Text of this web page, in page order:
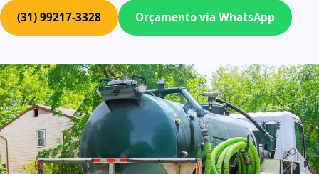
(31) 99217-3328 Orçamento via WhatsApp